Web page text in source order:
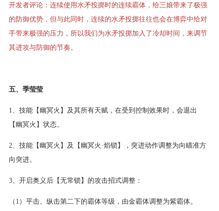
开发者评论：连续使用水矛投掷时的连续霸体，给三娘带来了极强
的防御优势，但与此同时，连续的水矛投掷往往也会在博弈中给对
手带来极强的压力，所以我们为水矛投掷加入了冷却时间，来调节
其进攻与防御的节奏。
五、季莹莹
1、技能【幽冥火】及其所有天赋，在受到控制效果时，会退出
【幽冥火】状态。
2、技能【幽冥火】及【幽冥火·焰锁】，突进动作调整为向瞄准方
向突进。
3、开启奥义后【无常锁】的攻击招式调整：
（1）平击、纵击第二下的霸体等级，由金霸体调整为紫霸体。